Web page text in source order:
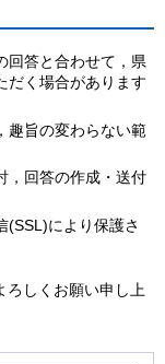
回答と合わせて，県
だく場合があります
趣旨の変わらない範
，回答の作成・送付
(SSL)により保護さ
ろしくお願い申し上